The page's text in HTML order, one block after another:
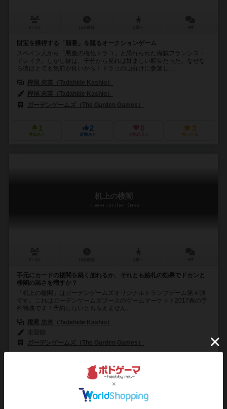
財宝を獲得する「順番」を競るオークションゲーム
スペイン人から「悪魔の権化ドラコ」と恐れられた海賊フランシス・
ドレイク。しかし彼は、子分から見れば好ましい船長だった。なぜな
ら彼はとても気前が良いから！ドラコの山分けに参加し...
樫尾 忠英（Tadahide Kashio）
樫尾 忠英（Tadahide Kashio）
ガーデンゲームズ（The Garden Games）
1
興味あり
2
経験あり
0
お気に入り
3
持ってる
机上の楼閣
Tower on the Desk
手元にカードの楼閣を築く崩れるか、それとも絵札の効果でドカンと
楼閣の高さを増すか？
「机上の楼閣」はガーデンゲームズオリジナルトランプゲーム第４弾
です。これはガーデンゲームズブースのゲームマーケット2017春の予
約特典です！予約しないともらえません。 ...
樫尾 忠英（Tadahide Kashio）
ガーデンゲームズ（The Garden Games）
0
経験あり お気に入り